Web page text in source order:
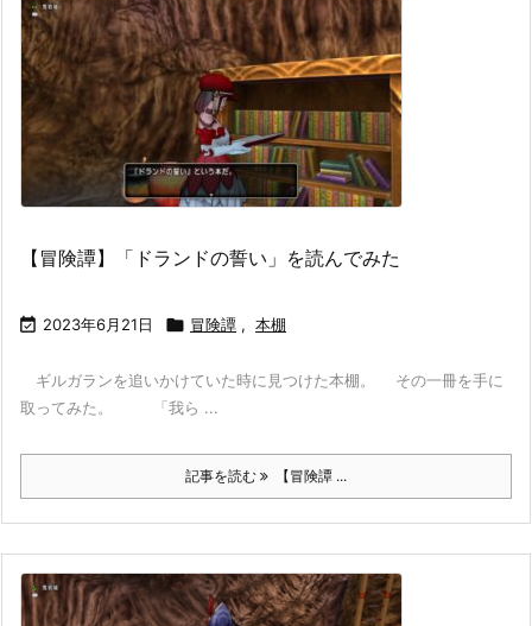
【冒険譚】「ドランドの誓い」を読んでみた
 2023年6月21日  冒険譚 , 本棚
ギルガランを追いかけていた時に見つけた本棚。 その一冊を手に
取ってみた。 「我ら ...
記事を読む 【冒険譚 ...